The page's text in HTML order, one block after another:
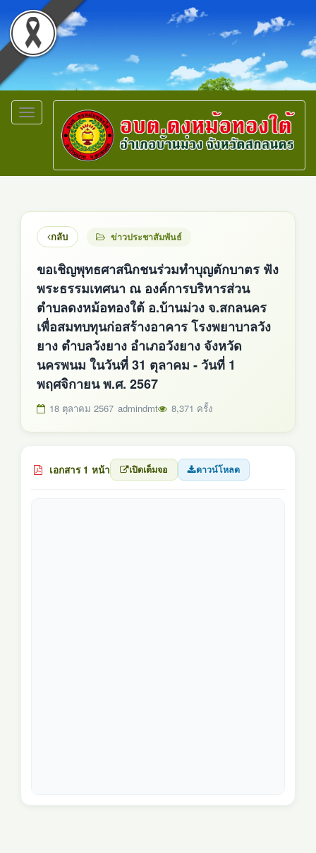
Toggle
navigation
กลับ ข่าวประชาสัมพันธ์
ขอเชิญพุทธศาสนิกชนร่วมทำบุญตักบาตร ฟัง
พระธรรมเทศนา ณ องค์การบริหารส่วน
ตำบลดงหม้อทองใต้ อ.บ้านม่วง จ.สกลนคร
เพื่อสมทบทุนก่อสร้างอาคาร โรงพยาบาลวัง
ยาง ตำบลวังยาง อำเภอวังยาง จังหวัด
นครพนม ในวันที่ 31 ตุลาคม - วันที่ 1
พฤศจิกายน พ.ศ. 2567
18 ตุลาคม 2567 admindmt 8,371 ครั้ง
เอกสาร 1 หน้า เปิดเต็มจอ ดาวน์โหลด